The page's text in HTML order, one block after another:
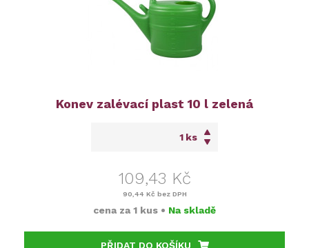
Konev zalévací plast 10 l zelená
ks
109,43 Kč
90,44 Kč bez DPH
cena za 1 kus • Na skladě
PŘIDAT DO KOŠÍKU